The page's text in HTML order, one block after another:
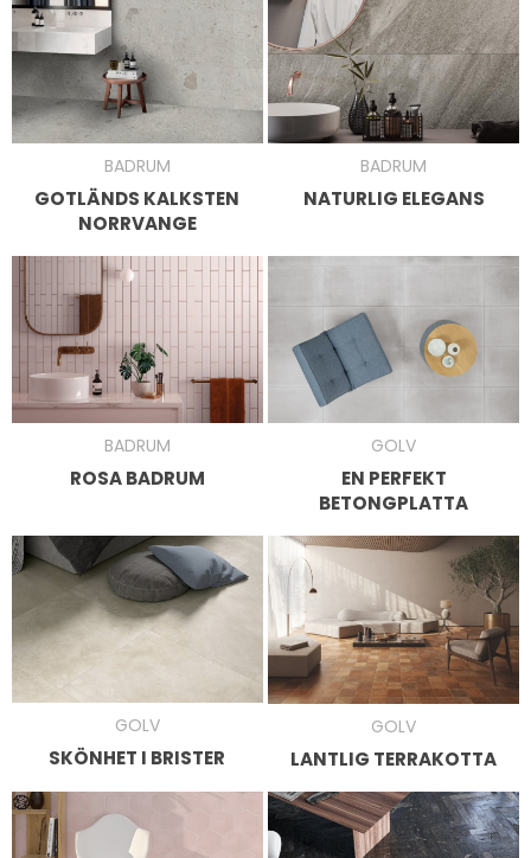
BADRUM
GOTLÄNDS KALKSTEN
NORRVANGE
BADRUM
NATURLIG ELEGANS
BADRUM
ROSA BADRUM
GOLV
EN PERFEKT
BETONGPLATTA
GOLV
SKÖNHET I BRISTER
GOLV
LANTLIG TERRAKOTTA